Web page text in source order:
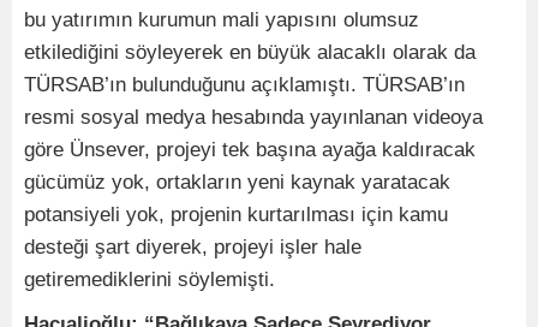
bu yatırımın kurumun mali yapısını olumsuz
etkilediğini söyleyerek en büyük alacaklı olarak da
TÜRSAB’ın bulunduğunu açıklamıştı. TÜRSAB’ın
resmi sosyal medya hesabında yayınlanan videoya
göre Ünsever, projeyi tek başına ayağa kaldıracak
gücümüz yok, ortakların yeni kaynak yaratacak
potansiyeli yok, projenin kurtarılması için kamu
desteği şart diyerek, projeyi işler hale
getiremediklerini söylemişti.